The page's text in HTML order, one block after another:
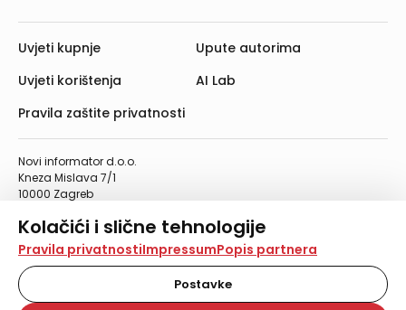
Kolačići i slične tehnologije
Na našoj web stranici koristimo kolačiće i slične
tehnologije za pohranu, čitanje i obradu informacija na
vašem uređaju. Time poboljšavamo korisničko iskustvo,
analiziramo promet na stranici te prikazujemo sadržaje i
Pravila privatnostiImpressumPopis partnera
Postavke
Novi informator d.o.o.
Kneza Mislava 7/1
10000 Zagreb
Telefaks: 01/4612-553
info@informator.hr
PRATITE NAS:
Uvjeti kupnje
Uvjeti korištenja
Pravila zaštite privatnosti
Upute autorima
AI Lab